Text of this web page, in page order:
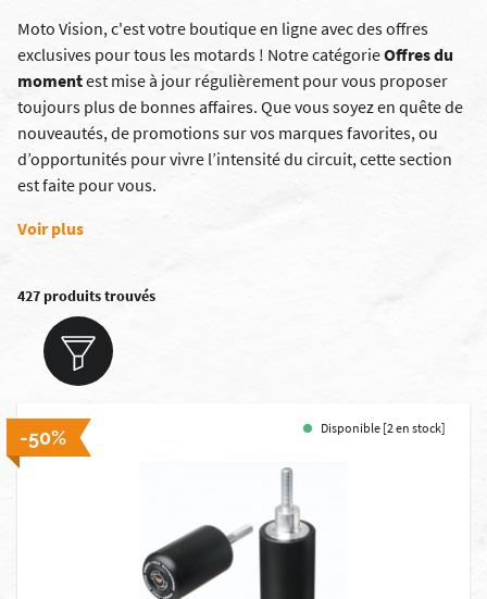
Moto Vision, c'est votre boutique en ligne avec des offres
exclusives pour tous les motards ! Notre catégorieOffres du
momentest mise à jour régulièrement pour vous proposer
toujours plus de bonnes affaires. Que vous soyez en quête de
nouveautés, de promotions sur vos marques favorites, ou
d’opportunités pour vivre l’intensité du circuit, cette section
est faite pour vous.
Voir plus
427 produits trouvés
-50% Disponible [2 en stock]